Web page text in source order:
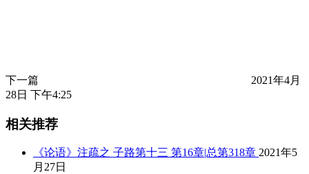
下一篇
2021年4月
28日 下午4:25
相关推荐
《论语》注疏之 子路第十三 第16章|总第318章 2021年5
月27日